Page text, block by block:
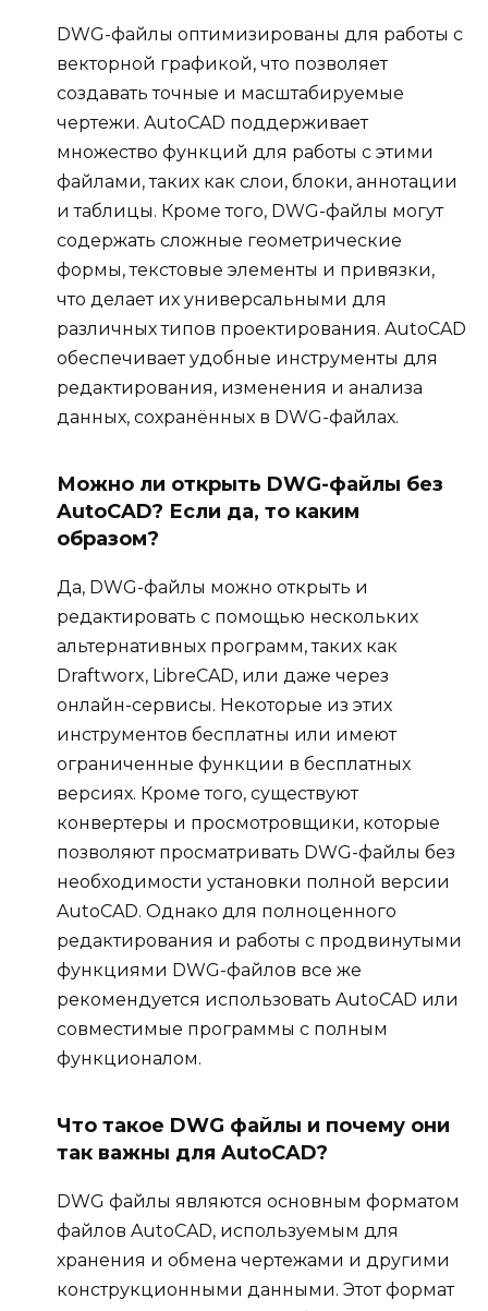
DWG-файлы оптимизированы для работы с
векторной графикой, что позволяет
создавать точные и масштабируемые
чертежи. AutoCAD поддерживает
множество функций для работы с этими
файлами, таких как слои, блоки, аннотации
и таблицы. Кроме того, DWG-файлы могут
содержать сложные геометрические
формы, текстовые элементы и привязки,
что делает их универсальными для
различных типов проектирования. AutoCAD
обеспечивает удобные инструменты для
редактирования, изменения и анализа
данных, сохранённых в DWG-файлах.
Можно ли открыть DWG-файлы без
AutoCAD? Если да, то каким
образом?
Да, DWG-файлы можно открыть и
редактировать с помощью нескольких
альтернативных программ, таких как
Draftworx, LibreCAD, или даже через
онлайн-сервисы. Некоторые из этих
инструментов бесплатны или имеют
ограниченные функции в бесплатных
версиях. Кроме того, существуют
конвертеры и просмотровщики, которые
позволяют просматривать DWG-файлы без
необходимости установки полной версии
AutoCAD. Однако для полноценного
редактирования и работы с продвинутыми
функциями DWG-файлов все же
рекомендуется использовать AutoCAD или
совместимые программы с полным
функционалом.
Что такое DWG файлы и почему они
так важны для AutoCAD?
DWG файлы являются основным форматом
файлов AutoCAD, используемым для
хранения и обмена чертежами и другими
конструкционными данными. Этот формат